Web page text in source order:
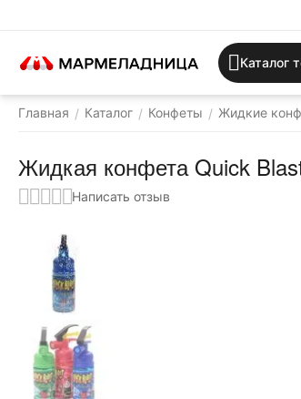
Каталог
Главная / Каталог / Конфеты / Жидкие
Жидкая конфета Quick
Написать отзыв